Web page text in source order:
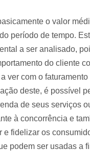
o valor
período de tempo.
a ser analisado,
do cliente
ver com o
deste, é possível
de seus serviços
à concorrência e
e fidelizar os
podem ser usadas a